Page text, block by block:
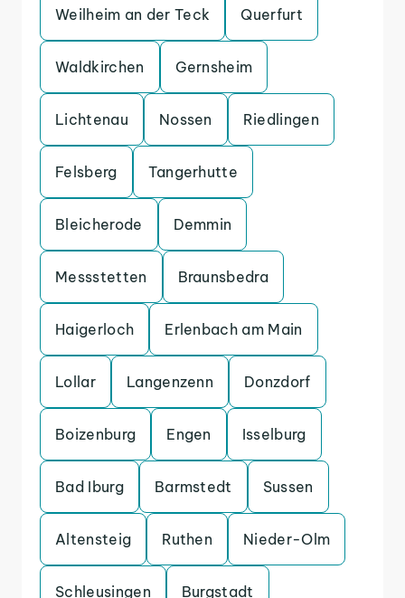
Weilheim an der Teck Querfurt
Waldkirchen Gernsheim
Lichtenau Nossen Riedlingen
Felsberg Tangerhutte
Bleicherode Demmin
Messstetten Braunsbedra
Haigerloch Erlenbach am Main
Lollar Langenzenn Donzdorf
Boizenburg Engen Isselburg
Bad Iburg Barmstedt Sussen
Altensteig Ruthen Nieder-Olm
Schleusingen Burgstadt